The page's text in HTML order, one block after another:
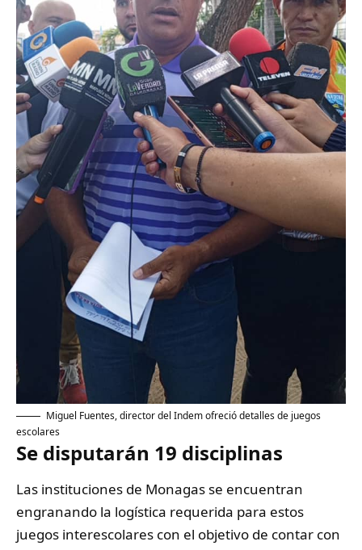
Miguel Fuentes, director del Indem ofreció detalles de juegos
escolares
Se disputarán 19 disciplinas
Las instituciones de Monagas se encuentran
engranando la logística requerida para estos
juegos interescolares con el objetivo de contar con